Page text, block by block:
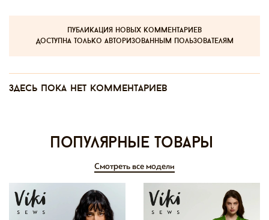
публикация новых комментариев
доступна только авторизованным пользователям
Здесь пока нет комментариев
Популярные товары
Смотреть все модели